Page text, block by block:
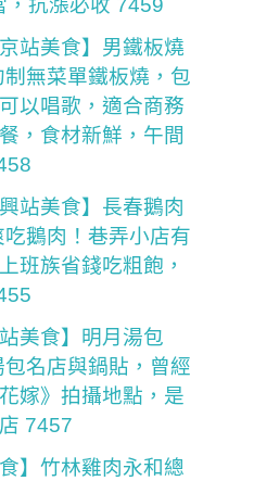
，抗漲必收 7459
站美食】男鐵板燒
無菜單鐵板燒，包
以唱歌，適合商務
，食材新鮮，午間
站美食】長春鵝肉
鵝肉！巷弄小店有
班族省錢吃粗飽，
美食】明月湯包
名店與鍋貼，曾經
嫁》拍攝地點，是
7457
】竹林雞肉永和總